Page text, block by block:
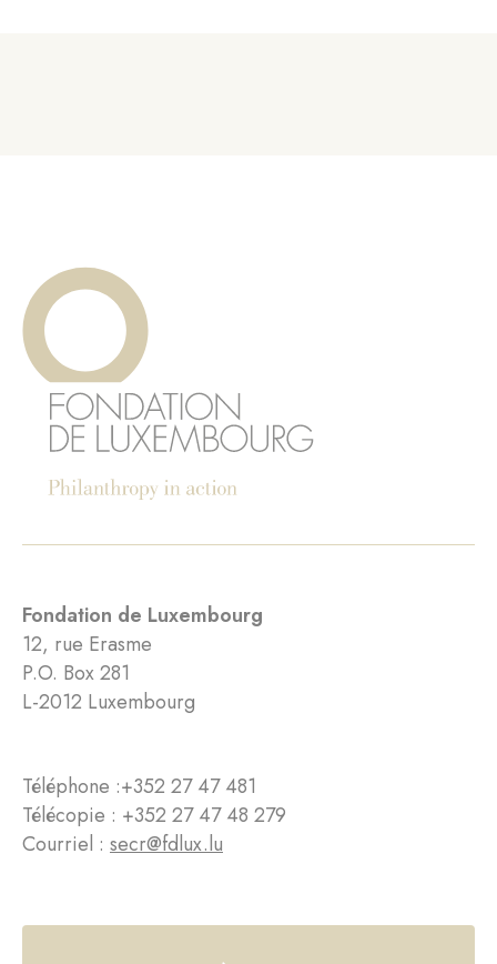
Fondation de Luxembourg
12, rue Erasme
P.O. Box 281
L-2012 Luxembourg
Téléphone :+352 27 47 481
Télécopie : +352 27 47 48 279
Courriel : secr@fdlux.lu